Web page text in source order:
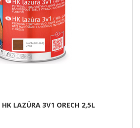
HK LAZÚRA 3V1 ORECH 2,5L